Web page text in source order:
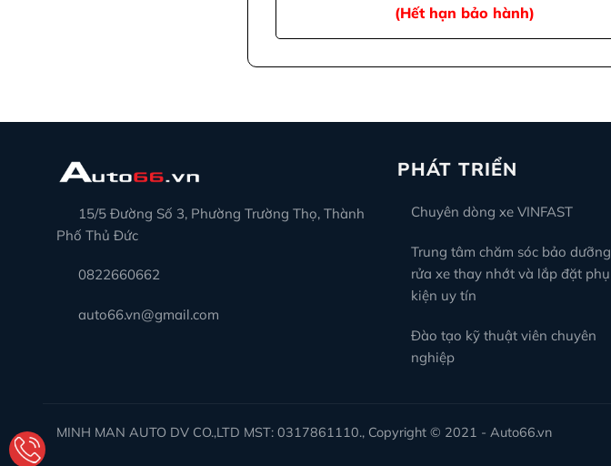
(Hết hạn bảo hành)
15/5 Đường Số 3, Phường Trường Thọ, Thành
Phố Thủ Đức
0822660662
auto66.vn@gmail.com
PHÁT TRIỂN
Chuyên dòng xe VINFAST
Trung tâm chăm sóc bảo dưỡng
rửa xe thay nhớt và lắp đặt phụ
kiện uy tín
Đào tạo kỹ thuật viên chuyên
nghiệp
MINH MAN AUTO DV CO.,LTD MST: 0317861110., Copyright © 2021 - Auto66.vn